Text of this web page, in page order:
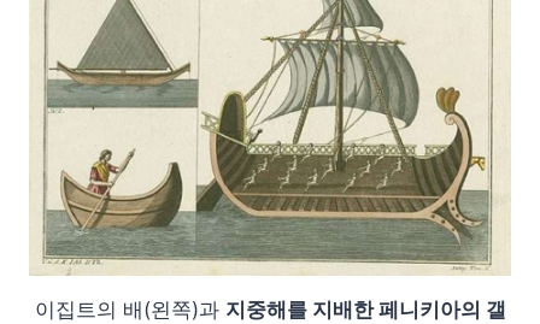
이집트의 배(왼쪽)과 지중해를 지배한 페니키아의 갤